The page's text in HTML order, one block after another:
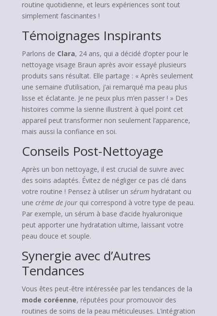
routine quotidienne, et leurs expériences sont tout
simplement fascinantes !
Témoignages Inspirants
Parlons de Clara, 24 ans, qui a décidé d’opter pour le
nettoyage visage Braun après avoir essayé plusieurs
produits sans résultat. Elle partage : « Après seulement
une semaine d’utilisation, j’ai remarqué ma peau plus
lisse et éclatante. Je ne peux plus m’en passer ! » Des
histoires comme la sienne illustrent à quel point cet
appareil peut transformer non seulement l’apparence,
mais aussi la confiance en soi.
Conseils Post-Nettoyage
Après un bon nettoyage, il est crucial de suivre avec
des soins adaptés. Évitez de négliger ce pas clé dans
votre routine ! Pensez à utiliser un sérumhydratant ou
une crème de jourqui correspond à votre type de peau.
Par exemple, un sérum à base d’acide hyaluronique
peut apporter une hydratation ultime, laissant votre
peau douce et souple.
Synergie avec d’Autres
Tendances
Vous êtes peut-être intéressée par les tendances de la
mode coréenne, réputées pour promouvoir des
routines de soins de la peau méticuleuses. L’intégration